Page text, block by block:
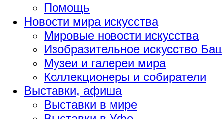
Помощь
Новости мира искусства
Мировые новости искусства
Изобразительное искусство
Музеи и галереи мира
Коллекционеры и собиратели
Выставки, афиша
Выставки в мире